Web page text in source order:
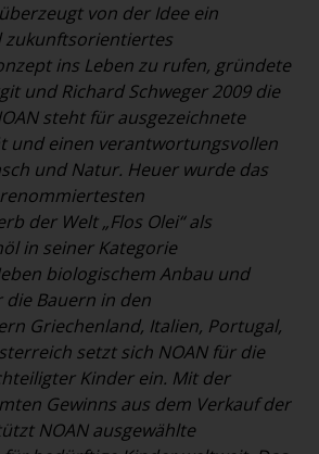
von der Idee ein
zukunftsorientiertes
ins Leben zu rufen, gründete
und Richard Schweger 2009 die
steht für ausgezeichnete
und einen verantwortungsvollen
und Natur. Heuer wurde das
renommiertesten
der Welt „Flos Olei“ als
in seiner Kategorie
biologischem Anbau und
Bauern in den
Griechenland, Italien, Portugal,
setzt sich NOAN für die
Kinder ein. Mit der
Gewinns aus dem Verkauf der
NOAN ausgewählte